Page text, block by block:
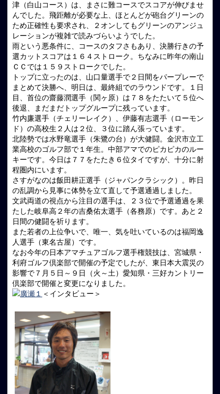
津（白山コース）は、まさに難コースでスコアが伸びませ
んでした。飛距離が必要な上、ほとんどが砲台グリーンの
ため正確性も要求され、２オンしてもグリーンのアンジュ
レーションが複雑で読みづらいようでした。
雨という悪条件に、コースのタフさもあり、決勝行きの予
選カットスコアは１６４ストローク。ちなみに昨年の南山
ＣＣでは１５９ストロークでした。
トップに立ったのは、山口量選手で２日間をパープレーで
まとめて決勝へ、明日は、最終組でのラウンドです。１日
目、首位の齋藤潤選手（関ヶ原）は７８をたたいて５位へ
後退、まだまだトップグループに残っています。
竹内廉選手（チェリーレイク）、伊藤有志選手（ローモン
ド）の高校生２人は２位、３位に踏ん張っています。
北陸勢では水野竜選手（朱鷺の台）が大健闘。金沢市立工
業高校のゴルフ部で１年生。中部アマでのピカピカのルー
キーです。今日は７７をたたき６位タイですが、十分に射
程圏内にいます。
さすがなのは飯田耕正選手（ジャパンクラシック）。昨日
の乱調から見事に体勢を立て直して予選通過しました。
文武両道の視点から注目の選手は、２３位で予選通過を果
たした岐阜高２年の吉桑佑太選手（各務原）です。あと２
日間の健闘を祈ります。
また若者の上位争いで、唯一、気を吐いているのは福岡逸
人選手（東名古屋）です。
なお今年の日本アマチュアゴルフ選手権競技は、宮城県・
利府ゴルフ倶楽部で開催の予定でしたが、東日本大震災の
影響で７月５日～９日（火～土）愛知県・三好カントリー
倶楽部で開催と変更になりました。
＜インタビュー＞